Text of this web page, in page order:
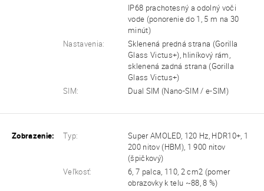
IP68 prachotesný a odolný voči
vode (ponorenie do 1, 5 m na 30
minút)
Nastavenia:
Sklenená predná strana (Gorilla
Glass Victus+), hliníkový rám,
sklenená zadná strana (Gorilla
Glass Victus+)
SIM:
Dual SIM (Nano-SIM / e-SIM)
Zobrazenie: Typ:
Super AMOLED, 120 Hz, HDR10+, 1
200 nitov (HBM), 1 900 nitov
(špičkový)
Veľkosť:
6, 7 palca, 110, 2 cm2 (pomer
obrazovky k telu ~88, 8 %)